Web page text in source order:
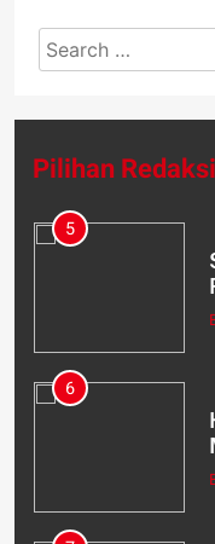
Pilihan Redaksi
5
6
Search
for: